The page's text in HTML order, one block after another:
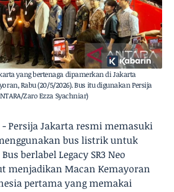
yang bertenaga dipamerkan di Jakarta
Rabu (20/5/2026). Bus itu digunakan Persija
Zaro Ezza Syachniar)
- Persija Jakarta resmi memasuki
bus listrik untuk
berlabel Legacy SR3 Neo
menjadikan Macan Kemayoran
pertama yang memakai